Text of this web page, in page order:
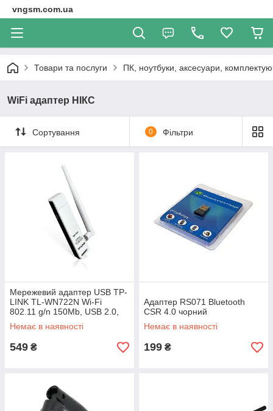
vngsm.com.ua
Товари та послуги ПК, ноутбуки, аксесуари,
WiFi адаптер НІКС
Сортування 0 Фільтри
Мережевий адаптер USB TP-
LINK TL-WN722N Wi-Fi
802.11 g/n 150Mb, USB 2.0,
знімна антена
Немає в наявності
549 ₴
Адаптер RS071 Bluetooth
CSR 4.0 чорний
Немає в наявності
199 ₴